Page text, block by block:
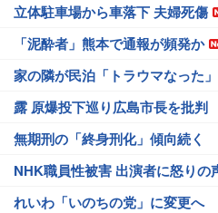
立体駐車場から車落下 夫婦死傷
「泥酔者」熊本で通報が頻発か
家の隣が民泊「トラウマなった」
露 原爆投下巡り広島市長を批判
無期刑の「終身刑化」傾向続く
NHK職員性被害 出演者に怒りの
れいわ「いのちの党」に変更へ